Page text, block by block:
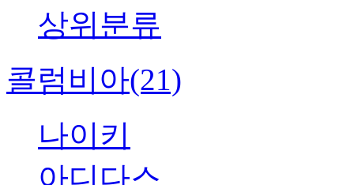
상위분류
콜럼비아(21)
나이키
아디다스